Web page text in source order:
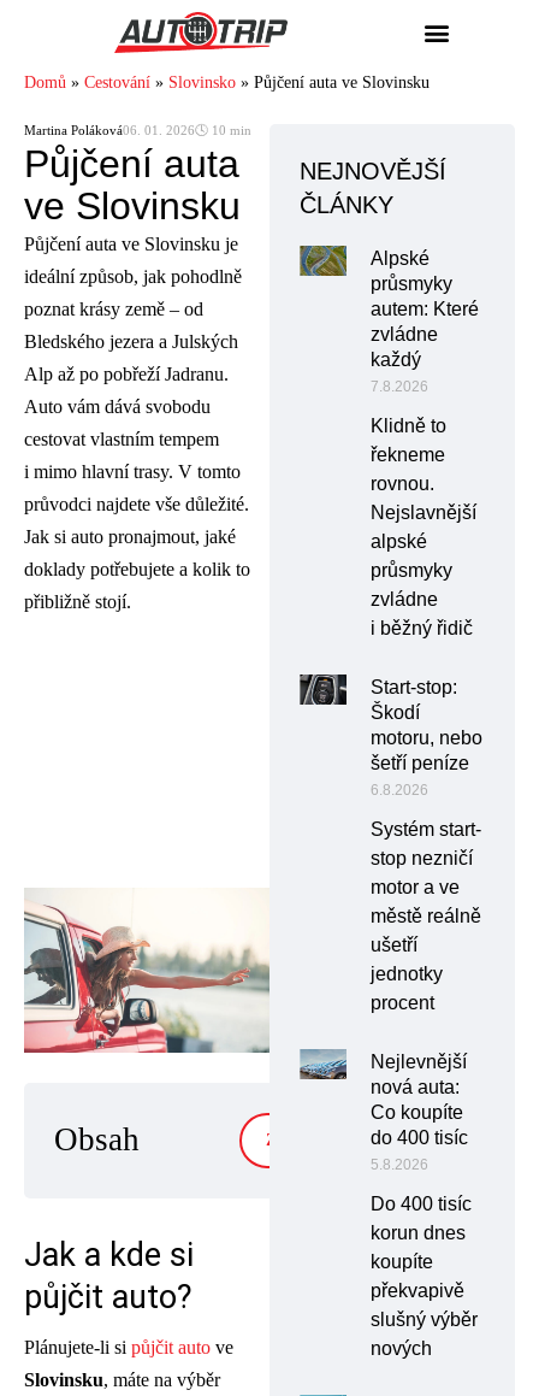
Domů » Cestování » Slovinsko » Půjčení auta ve Slovinsku
Martina Poláková06. 01. 2026🕓 10 min
Půjčení auta
ve Slovinsku
Půjčení auta ve Slovinsku je
ideální způsob, jak pohodlně
poznat krásy země – od
Bledského jezera a Julských
Alp až po pobřeží Jadranu.
Auto vám dává svobodu
cestovat vlastním tempem
i mimo hlavní trasy. V tomto
průvodci najdete vše důležité.
Jak si auto pronajmout, jaké
doklady potřebujete a kolik to
přibližně stojí.
Obsah ZOBRAZIT
Jak a kde si
půjčit auto?
Plánujete-li si půjčit auto ve
Slovinsku, máte na výběr
NEJNOVĚJŠÍ
ČLÁNKY
Alpské
průsmyky
autem: Které
zvládne
každý
7.8.2026
Klidně to
řekneme
rovnou.
Nejslavnější
alpské
průsmyky
zvládne
i běžný řidič
Start-stop:
Škodí
motoru, nebo
šetří peníze
6.8.2026
Systém start-
stop nezničí
motor a ve
městě reálně
ušetří
jednotky
procent
Nejlevnější
nová auta:
Co koupíte
do 400 tisíc
5.8.2026
Do 400 tisíc
korun dnes
koupíte
překvapivě
slušný výběr
nových